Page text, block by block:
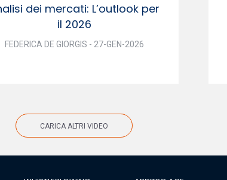
dei mercati: L’outlook per
il 2026
FEDERICA DE GIORGIS - 27-GEN-2026
CARICA ALTRI VIDEO